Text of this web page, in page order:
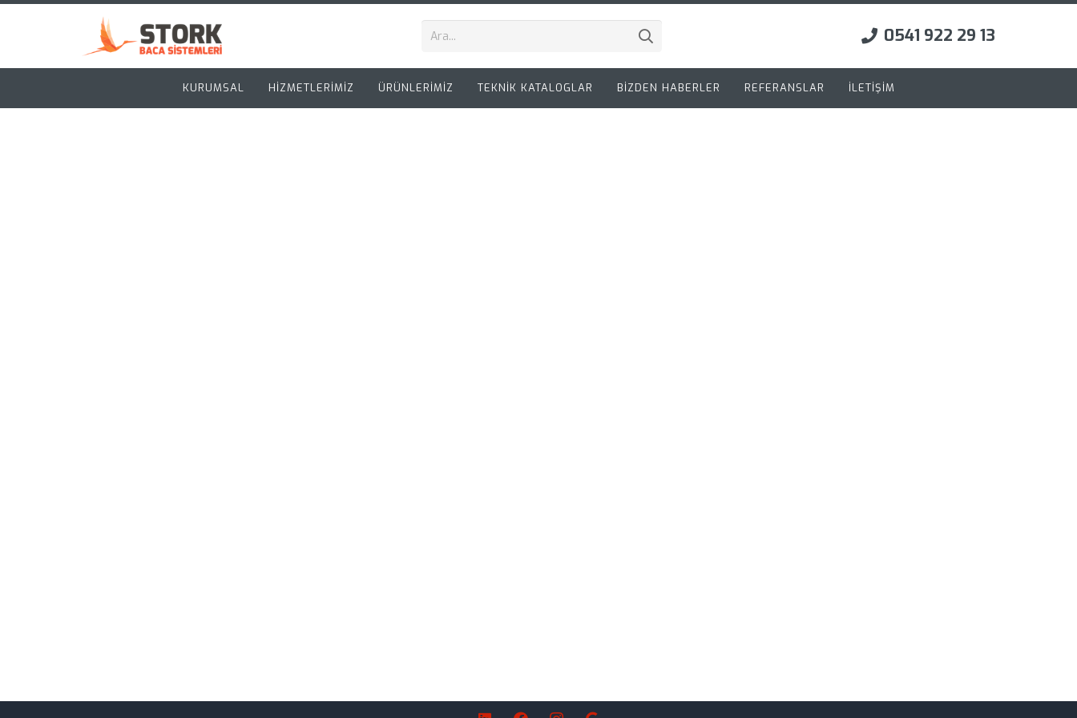
0541 922 29 13
KURUMSAL HİZMETLERİMİZ ÜRÜNLERİMİZ TEKNİK KATALOGLAR BİZDEN HABERLER REFERANSLAR İLETİŞİM